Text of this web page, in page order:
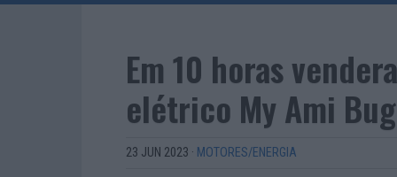
Em 10 horas
elétrico My Ami
23 JUN 2023 · MOTORES/ENERGIA